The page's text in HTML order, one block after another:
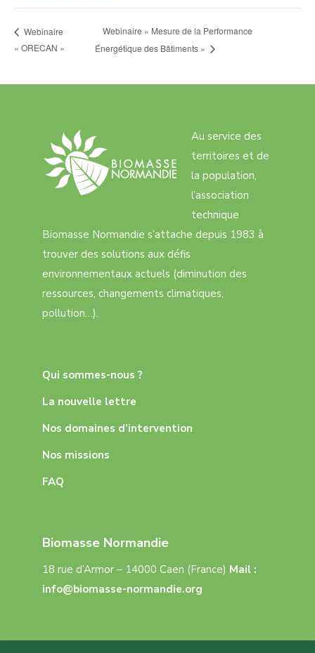
Webinaire
« ORECAN »
Webinaire « Mesure de la Performance
Énergétique des Bâtiments »
Au service des
territoires et de
la population,
l’association
technique
Biomasse Normandie s’attache depuis 1983 à
trouver des solutions aux défis
environnementaux actuels (diminution des
ressources, changements climatiques,
pollution…).
Qui sommes-nous ?
La nouvelle lettre
Nos domaines d’intervention
Nos missions
FAQ
Biomasse Normandie
18 rue d’Armor – 14000 Caen (France) Mail :
info@biomasse-normandie.org